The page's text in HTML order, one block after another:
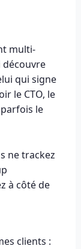
multi-
découvre
qui signe
le CTO, le
le
ne trackez
à côté de
clients :